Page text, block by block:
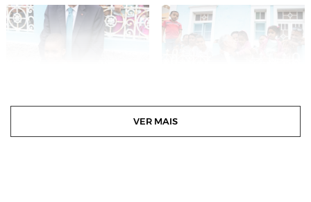
VER MAIS